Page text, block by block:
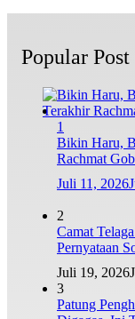
Popular Post
1
Bikin Haru,
Rachmat
Juli 11, 2026
2
Camat
Pernyataan
Juli 19, 2026
3
Patung